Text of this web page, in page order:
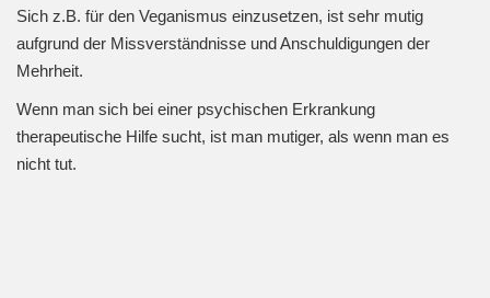
Sich z.B. für den Veganismus einzusetzen, ist sehr mutig
aufgrund der Missverständnisse und Anschuldigungen der
Mehrheit.
Wenn man sich bei einer psychischen Erkrankung
therapeutische Hilfe sucht, ist man mutiger, als wenn man es
nicht tut.